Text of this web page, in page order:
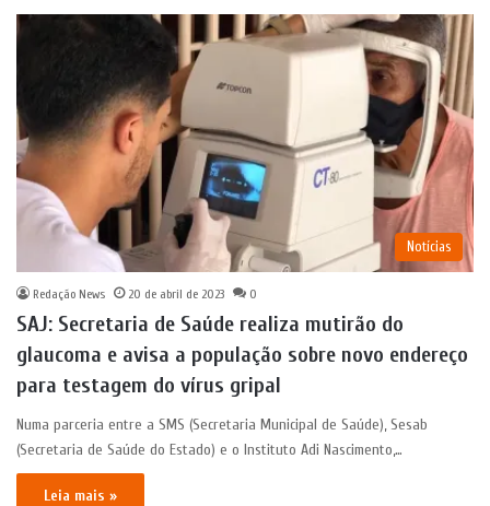
Notícias
Redação News 20 de abril de 2023 0
SAJ: Secretaria de Saúde realiza mutirão do
glaucoma e avisa a população sobre novo endereço
para testagem do vírus gripal
Numa parceria entre a SMS (Secretaria Municipal de Saúde), Sesab
(Secretaria de Saúde do Estado) e o Instituto Adi Nascimento,…
Leia mais »